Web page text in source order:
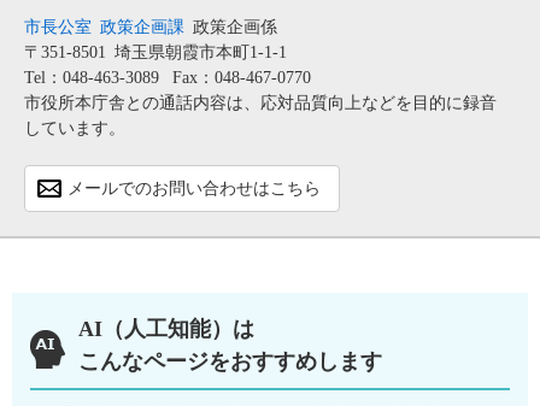
市長公室 政策企画課 政策企画係
〒351-8501 埼玉県朝霞市本町1-1-1
Tel：048-463-3089
Fax：048-467-0770
市役所本庁舎との通話内容は、応対品質向上などを目的に録音
しています。
メールでのお問い合わせはこちら
AI（人工知能）は
こんなページをおすすめします